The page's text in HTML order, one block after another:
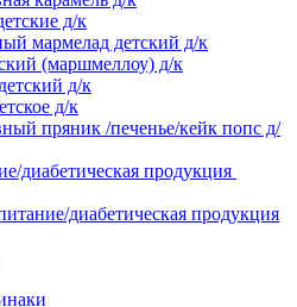
д/к
мармелад детский д/к
(маршмеллоу) д/к
д/к
д/к
пряник /печенье/кейк попс д/
диабетическая продукция
диабетическая продукция